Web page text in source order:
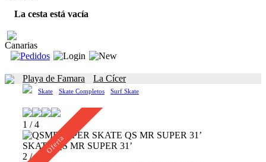
La cesta está vacía
Canarias
Playa de Famara La Cícer
Skate Skate Completos Surf Skate
Oferta
1 / 4
SKATE QS MR SUPER 31’
2 / 4